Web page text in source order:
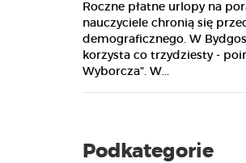
Roczne płatne urlopy na
nauczyciele chronią się
demograficznego. W
korzysta co trzydziesty -
Wyborcza". W...
Podkategorie